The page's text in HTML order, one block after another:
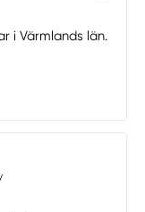
i Värmlands län.